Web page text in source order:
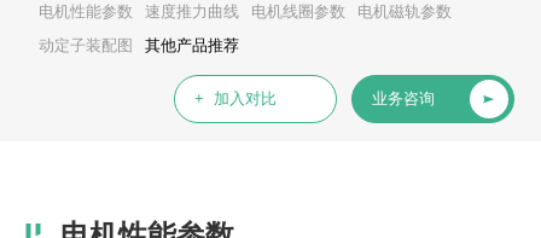
电机性能参数 速度推力曲线 电机线圈参数
电机磁轨参数
动定子装配图
其他产品推荐
+ 加入对比 业务咨询